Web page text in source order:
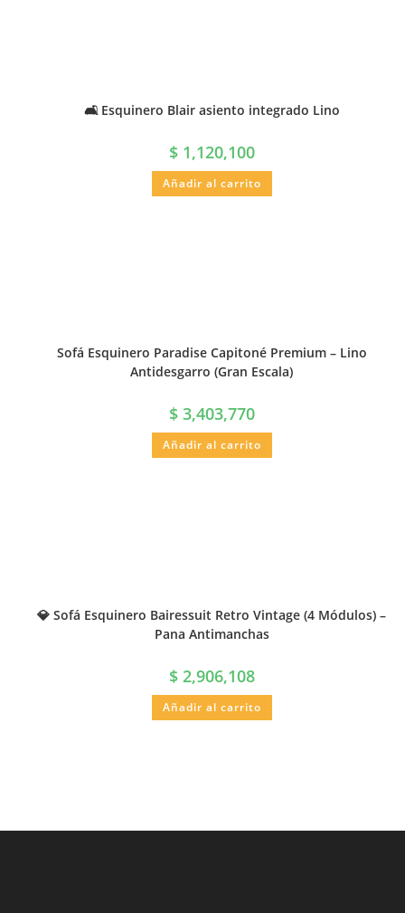
🛋️ Esquinero Blair asiento integrado Lino
$1,120,100
Añadir al carrito
Sofá Esquinero Paradise Capitoné Premium – Lino
Antidesgarro (Gran Escala)
$3,403,770
Añadir al carrito
💎 Sofá Esquinero Bairessuit Retro Vintage (4 Módulos) –
Pana Antimanchas
$2,906,108
Añadir al carrito